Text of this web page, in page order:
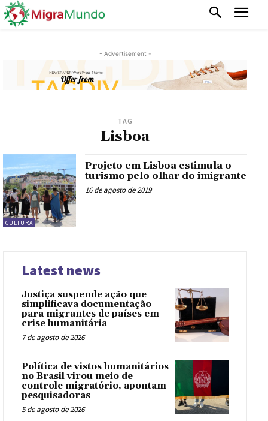
- Advertisement -
TAG
Lisboa
CULTURA
Projeto em Lisboa estimula o
turismo pelo olhar do imigrante
16 de agosto de 2019
Latest news
Justiça suspende ação que
simplificava documentação
para migrantes de países em
crise humanitária
7 de agosto de 2026
Política de vistos humanitários
no Brasil virou meio de
controle migratório, apontam
pesquisadoras
5 de agosto de 2026